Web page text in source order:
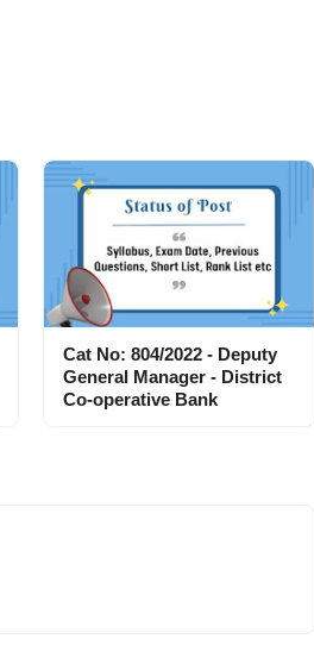
Cat No: 804/2022 - Deputy
General Manager - District
Co-operative Bank